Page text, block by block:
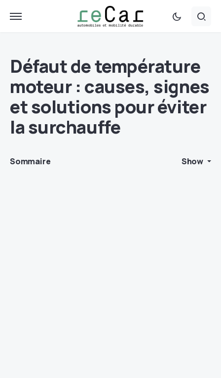
Défaut de température
moteur : causes, signes
et solutions pour éviter
la surchauffe
Sommaire Show